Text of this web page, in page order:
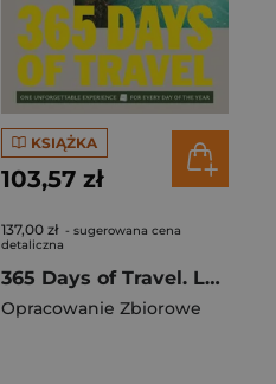
KSIĄŻKA
103,57 zł
137,00 zł - sugerowana cena
detaliczna
365 Days of Travel. Lonely Planet
Opracowanie Zbiorowe